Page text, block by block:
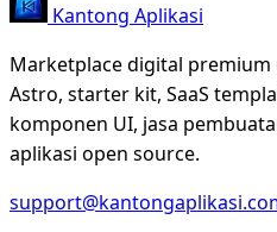
Kantong Aplikasi
Marketplace digital
Astro, starter kit, SaaS
komponen UI, jasa
aplikasi open source.